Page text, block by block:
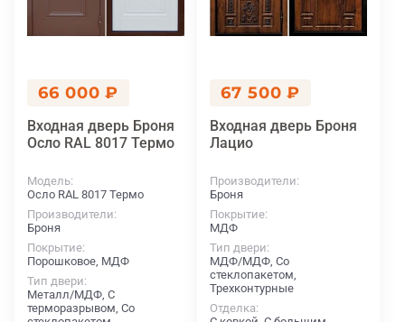
66 000 ₽
Входная дверь Броня
Осло RAL 8017 Термо
Модель
Осло RAL 8017 Термо
Производители
Броня
Покрытие
Порошковое, МДФ
Тип двери
Металл/МДФ, С
терморазрывом, Со
67 500 ₽
Входная дверь Броня
Лацио
Производители
Броня
Покрытие
МДФ
Тип двери
МДФ/МДФ, Со
стеклопакетом,
Трехконтурные
Отделка